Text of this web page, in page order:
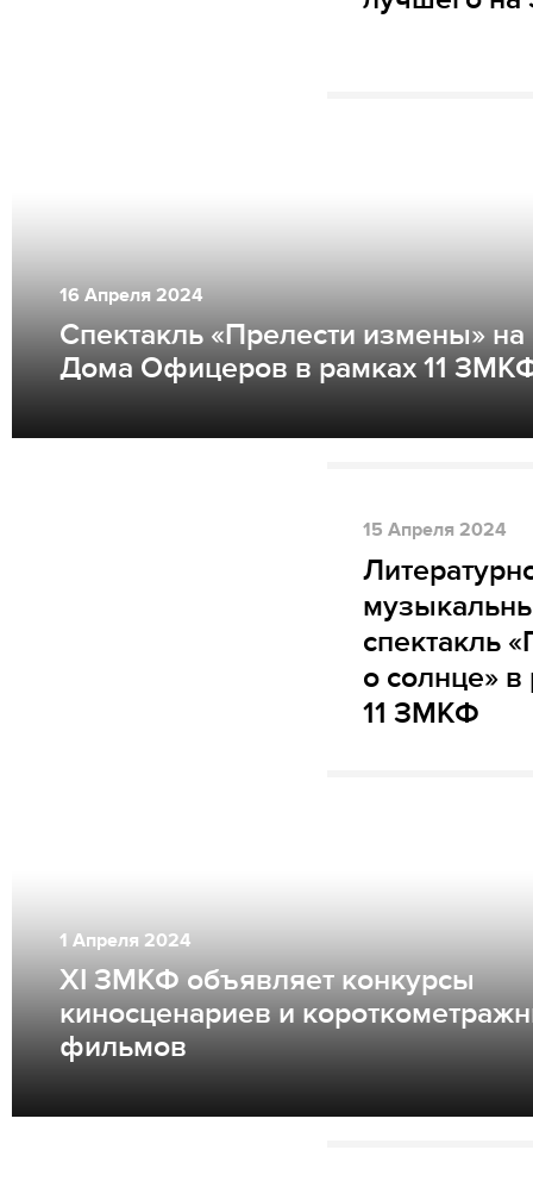
16 Апреля 2024
Спектакль «Прелести измены» на
Дома Офицеров в рамках 11
15 Апреля 2024
спектакль
о солнце» в
11 ЗМКФ
1 Апреля 2024
XI ЗМКФ объявляет конкурсы
киносценариев и
фильмов